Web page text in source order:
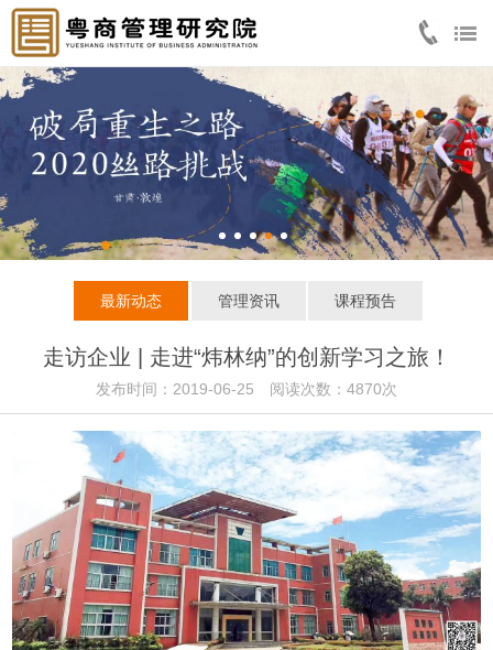
最新动态 管理资讯 课程预告
走访企业 | 走进“炜林纳”的创新学习之旅！
发布时间：2019-06-25 阅读次数：4870次